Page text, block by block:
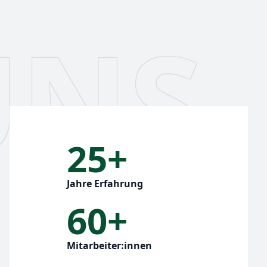
25+
Jahre Erfahrung
60+
Mitarbeiter:innen